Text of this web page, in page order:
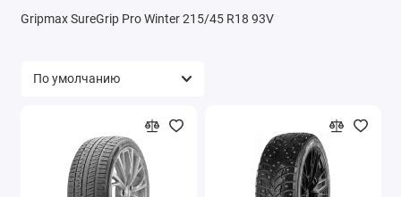
Gripmax SureGrip Pro Winter 215/45 R18 93V